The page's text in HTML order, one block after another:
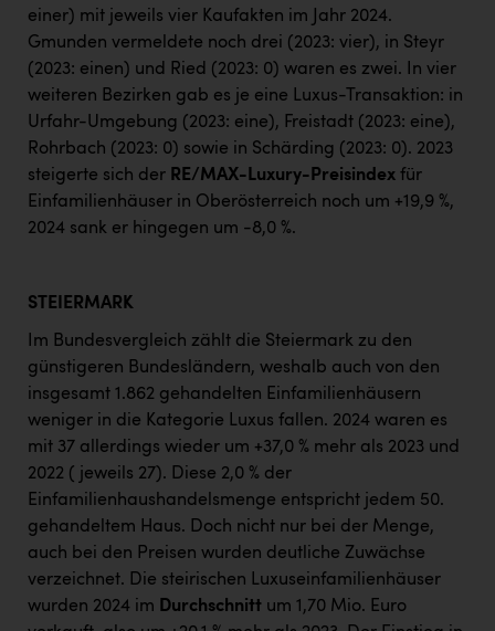
einer) mit jeweils vier Kaufakten im Jahr 2024.
Gmunden vermeldete noch drei (2023: vier), in Steyr
(2023: einen) und Ried (2023: 0) waren es zwei. In vier
weiteren Bezirken gab es je eine Luxus-Transaktion: in
Urfahr-Umgebung (2023: eine), Freistadt (2023: eine),
Rohrbach (2023: 0) sowie in Schärding (2023: 0). 2023
steigerte sich der RE/MAX-Luxury-Preisindex für
Einfamilienhäuser in Oberösterreich noch um +19,9 %,
2024 sank er hingegen um -8,0 %.
STEIERMARK
Im Bundesvergleich zählt die Steiermark zu den
günstigeren Bundesländern, weshalb auch von den
insgesamt 1.862 gehandelten Einfamilienhäusern
weniger in die Kategorie Luxus fallen. 2024 waren es
mit 37 allerdings wieder um +37,0 % mehr als 2023 und
2022 (jeweils 27). Diese 2,0 % der
Einfamilienhaushandelsmenge entspricht jedem 50.
gehandeltem Haus. Doch nicht nur bei der Menge,
auch bei den Preisen wurden deutliche Zuwächse
verzeichnet. Die steirischen Luxuseinfamilienhäuser
wurden 2024 im Durchschnitt um 1,70 Mio. Euro